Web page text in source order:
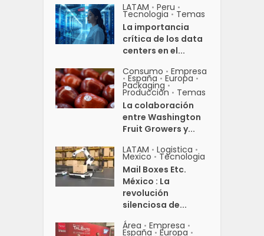
LATAM • Peru •
Tecnologia • Temas
La importancia
crítica de los data
centers en el...
Consumo • Empresa
• España • Europa •
Packaging •
Producción • Temas
La colaboración
entre Washington
Fruit Growers y...
LATAM • Logistica •
Mexico • Tecnologia
Mail Boxes Etc.
México : La
revolución
silenciosa de...
Área • Empresa •
España • Europa •